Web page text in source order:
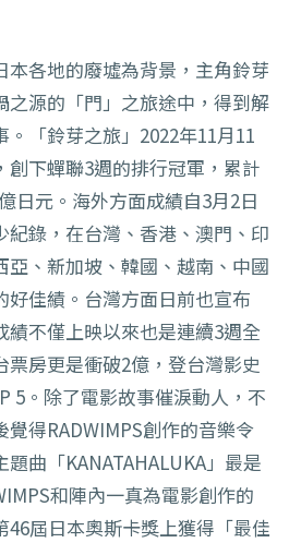
本各地的廢墟為背景，主角鈴芽
之源的「門」之旅途中，得到解
「鈴芽之旅」 2022年11月11
創下蟬聯3週的排行冠軍，累計
日元。海外方面成績自3月2日
紀錄，在台灣、香港、澳門、印
亞、新加坡、韓國、越南、中國
好佳績。台灣方面日前也宣布
績不僅上映以來也是連續3週全
票房更是衝破2億，登台灣影史
5 。除了電影故事催淚動人，不
覺得RADWIMPS創作的音樂令
題曲「KANATAHALUKA」最是
和陣內一真為電影創作的
46屆日本奧斯卡獎上獲得「最佳